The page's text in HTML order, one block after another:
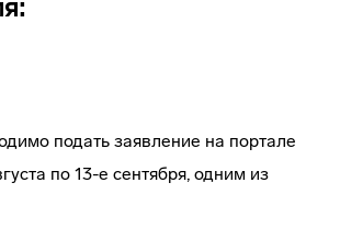
подать заявление на портале
по 13-е сентября, одним из